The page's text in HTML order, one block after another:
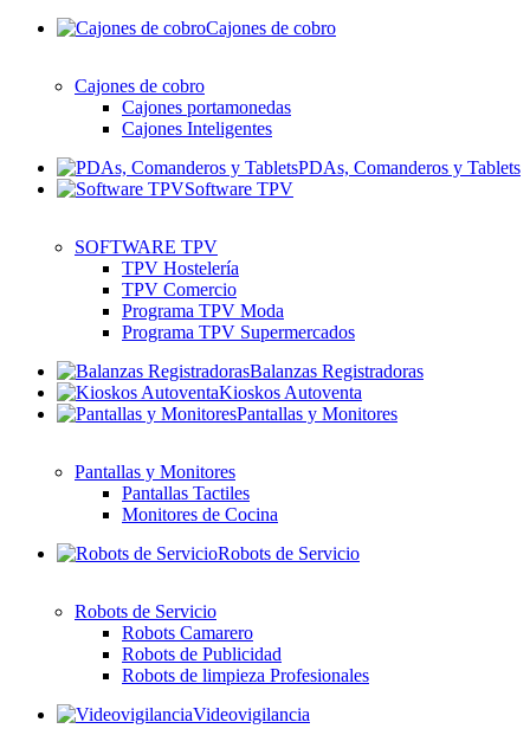
Cajones de cobro
Cajones de cobro
Cajones portamonedas
Cajones Inteligentes
PDAs, Comanderos y Tablets
Software TPV
SOFTWARE TPV
TPV Hostelería
TPV Comercio
Programa TPV Moda
Programa TPV Supermercados
Balanzas Registradoras
Kioskos Autoventa
Pantallas y Monitores
Pantallas y Monitores
Pantallas Tactiles
Monitores de Cocina
Robots de Servicio
Robots de Servicio
Robots Camarero
Robots de Publicidad
Robots de limpieza Profesionales
Videovigilancia